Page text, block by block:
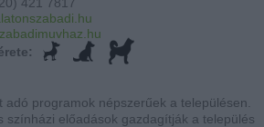
adó programok népszerűek a településen.
színházi előadások gazdagítják a település